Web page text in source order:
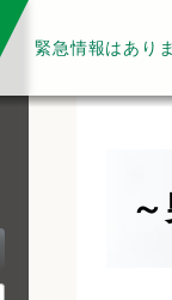
緊急情報はあり